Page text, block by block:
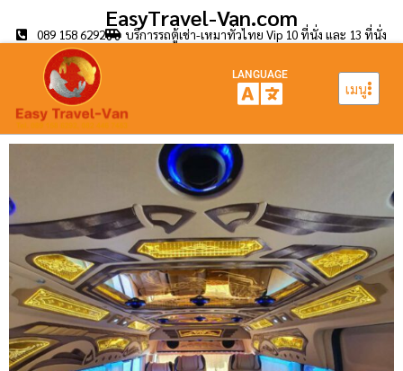
EasyTravel-Van.com
089 158 6292 บริการรถตู้เช่า-เหมาทั่วไทย Vip 10 ที่นั่ง และ 13 ที่นั่ง
เมนู
LANGUAGE